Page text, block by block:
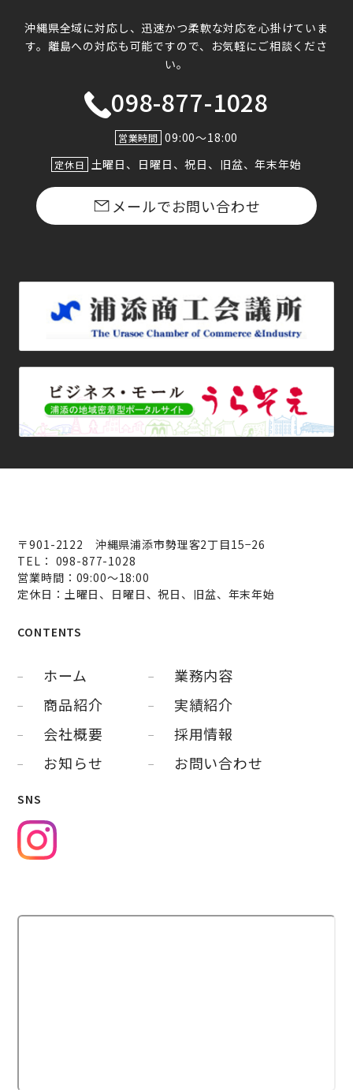
沖縄県全域に対応し、迅速かつ柔軟な対応を心掛けていま
す。 離島への対応も可能ですので、お気軽にご相談くださ
い。
098-877-1028
営業時間 09:00〜18:00
定休日 土曜日、日曜日、祝日、旧盆、年末年始
メールでお問い合わせ
〒901-2122 沖縄県浦添市勢理客2丁目15−26
TEL： 098-877-1028
営業時間：09:00～18:00
定休日：土曜日、日曜日、祝日、旧盆、年末年始
CONTENTS
ホーム
業務内容
商品紹介
実績紹介
会社概要
採用情報
お知らせ
お問い合わせ
SNS